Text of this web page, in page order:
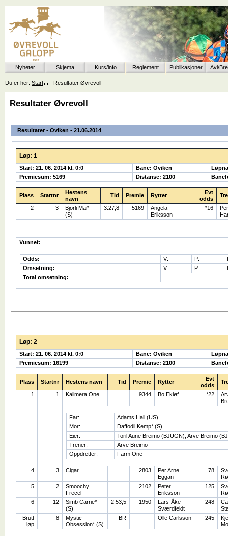
Nyheter Skjema Kurs/info Reglement Publikasjoner Avl/
Du er her: Start Resultater Øvrevoll
Resultater Øvrevoll
Resultater - Oviken - 21.06.2014
Løp: 1
Start: 21. 06. 2014 kl. 0:0 Bane: Oviken
Premiesum: 5169
Distanse: 2100
Plass Startnr
Hestens
navn
Tid Premie Rytter
Evt
odds
2 3
Björli Mai*
(S)
3:27,8 5169
Angela
Eriksson
*16
Vunnet:
Odds: V: P:
Omsetning:
V: P:
Total omsetning:
Løp: 2
Start: 21. 06. 2014 kl. 0:0 Bane: Oviken
Premiesum: 16199
Distanse: 2100
Plass Startnr Hestens navn Tid Premie Rytter
Evt
odds
1 1 Kalimera One 9344 Bo Ekløf *22
Far:
Adams Hall (US)
Mor:
Daffodil Kemp* (S)
Eier:
Toril Aune Breimo (BJUGN), Arve Breimo
Trener:
Arve Breimo
Oppdretter:
Farm One
4 3 Cigar 2803
Per Arne
Eggan
78
5
2
Smoochy
Frecel
2102
Peter
Eriksson
125
6
12
Simb Carrie*
(S)
2:53,5 1950
Lars-Åke
Sværdfeldt
248
Brutt
løp
8
Mystic
Obsession* (S)
BR Olle Carlsson 245